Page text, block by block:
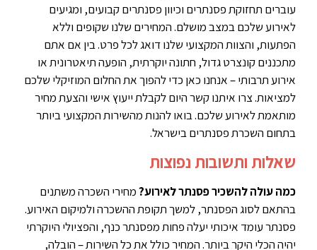
עוברים תחזוקת פסנתרים וכיוון פסנתרים קבועים, ומגיעים
לאירוע שלכם במצב מושלם. המחירים שלנו שקופים וללא
הפתעות, והצוות המקצועי שלנו דואג לכל פרט. בין אם אתם
מתכננים קונצרט גדול, חתונה יוקרתית, הופעה תיאטרונית או
אירוע תרבותי – אנחנו כאן כדי להפוך את החלום המוזיקלי שלכם
למציאות. צרו איתנו קשר היום לקבלת ייעוץ אישי והצעת מחיר
מותאמת לאירוע שלכם. בואו להנות מהשירות המקצועי ביותר
בתחום השכרת פסנתרים בישראל.
שאלות ותשובות נפוצות
כמה עולה להשכיר פסנתר לאירוע?מחירי השכרה משתנים
בהתאם לסוג הפסנתר, למשך תקופת ההשכרה ולמיקום האירוע.
פסנתר עומד איכותי יעלה פחות מפסנתר כנף, והפציולי היוקרתי
יהיה הכלי היקר ביותר. המחיר כולל את כל השירות – הובלה,